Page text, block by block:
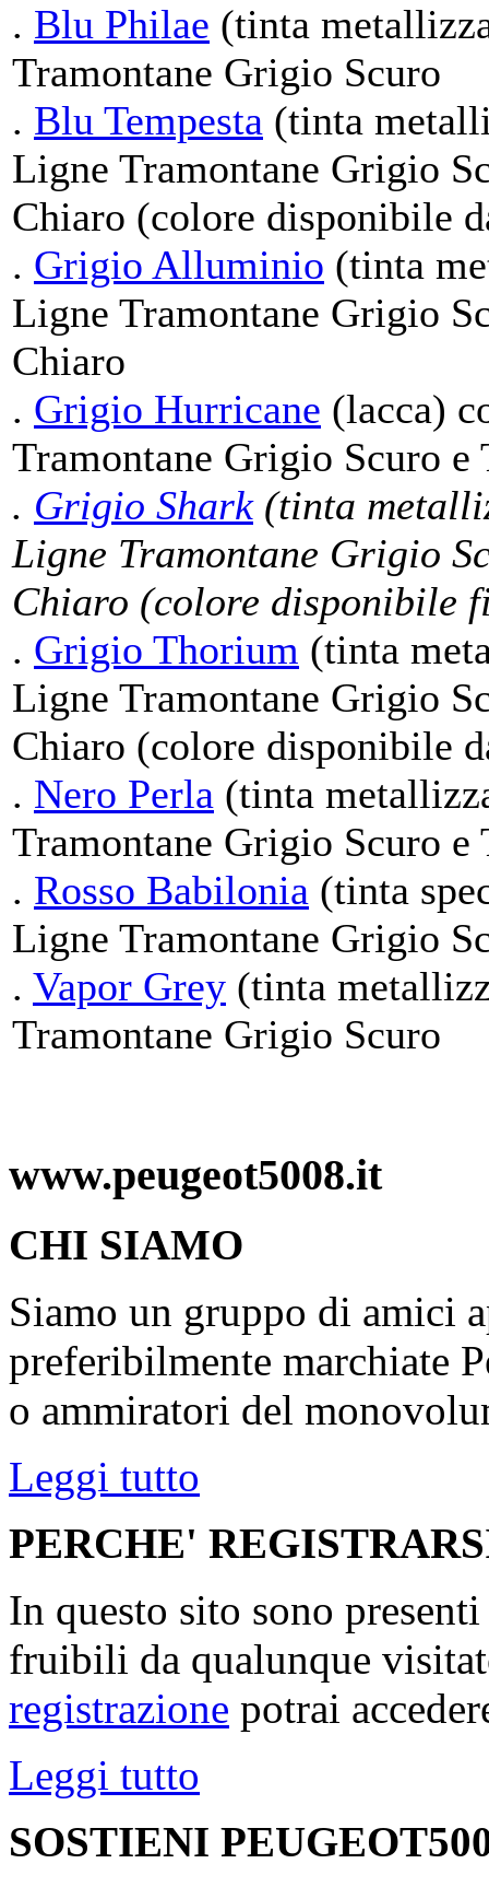
. Blu Philae (tinta
Tramontane Grigio Scuro
. Blu Tempesta (tinta
Ligne Tramontane Grigio
Chiaro (colore disponibile
. Grigio Alluminio (tinta
Ligne Tramontane Grigio
Chiaro
. Grigio Hurricane (lacca)
Tramontane Grigio Scuro e
. Grigio Shark(tinta
Ligne Tramontane Grigio
Chiaro (colore disponibile
. Grigio Thorium (tinta
Ligne Tramontane Grigio
Chiaro (colore disponibile
. Nero Perla (tinta
Tramontane Grigio Scuro e
. Rosso Babilonia (tinta
Ligne Tramontane Grigio
. Vapor Grey (tinta
Tramontane Grigio Scuro
www.peugeot5008.it
CHI SIAMO
Siamo un gruppo di amici
preferibilmente marchiate
o ammiratori del
Leggi tutto
PERCHE'
In questo sito sono
fruibili da qualunque
registrazione potrai
Leggi tutto
SOSTIENI